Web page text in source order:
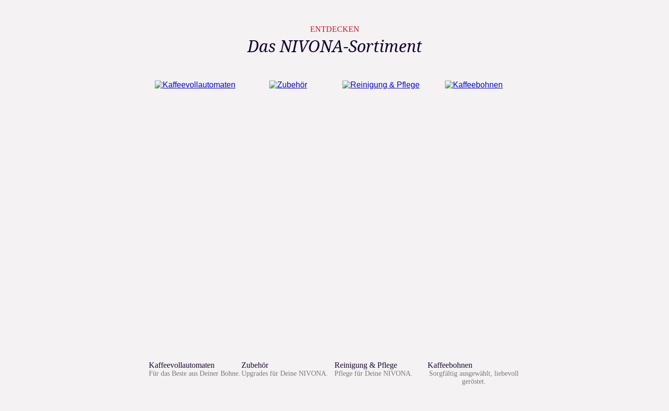
ENTDECKEN
Das NIVONA-Sortiment
Kaffeevollautomaten
Für das Beste aus Deiner Bohne.
Zubehör
Upgrades für Deine NIVONA.
Reinigung & Pflege
Pflege für Deine NIVONA.
Kaffeebohnen
Sorgfältig ausgewählt, liebevoll
geröstet.